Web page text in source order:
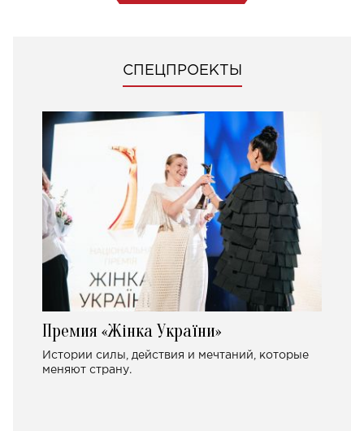
СПЕЦПРОЕКТЫ
Премия «Жінка України»
Истории силы, действия и мечтаний, которые
меняют страну.